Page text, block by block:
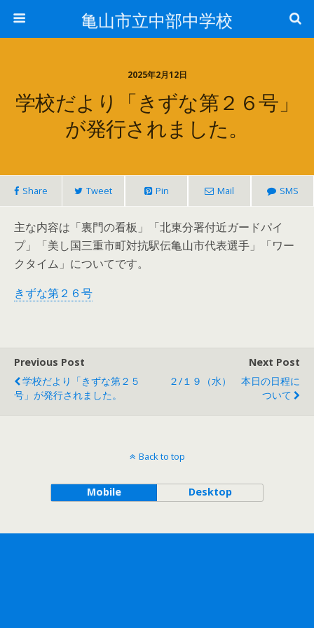
亀山市立中部中学校
2025年2月12日
学校だより「きずな第２６号」
が発行されました。
Share Tweet Pin Mail SMS
主な内容は「裏門の看板」「北東分署付近ガードパイ
プ」「美し国三重市町対抗駅伝亀山市代表選手」「ワー
クタイム」についてです。
きずな第２６号
Previous Post
学校だより「きずな第２５
号」が発行されました。
Next Post
２/１９（水） 本日の日程に
ついて
Back to top
Mobile Desktop